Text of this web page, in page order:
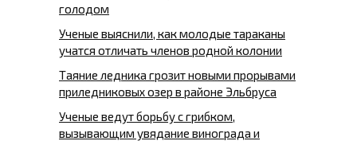
голодом
Ученые выяснили, как молодые тараканы
учатся отличать членов родной колонии
Таяние ледника грозит новыми прорывами
приледниковых озер в районе Эльбруса
Ученые ведут борьбу с грибком,
вызывающим увядание винограда и